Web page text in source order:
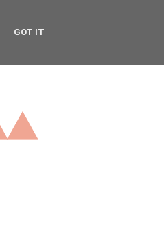
GOT IT